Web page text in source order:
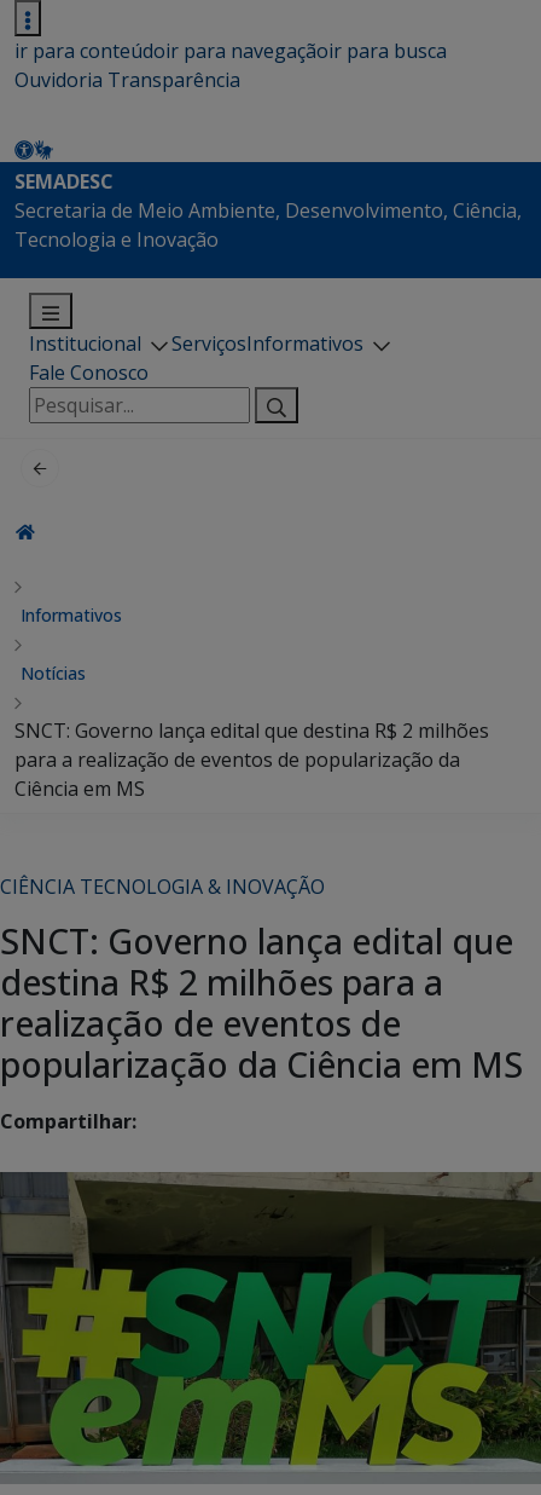
ir para conteúdoir para navegaçãoir para busca
Ouvidoria Transparência
SEMADESC
Secretaria de Meio Ambiente, Desenvolvimento, Ciência,
Tecnologia e Inovação
Institucional ServiçosInformativos
Fale Conosco
Pesquisar
por:
Informativos
Notícias
SNCT: Governo lança edital que destina R$ 2 milhões
para a realização de eventos de popularização da
Ciência em MS
CIÊNCIA TECNOLOGIA & INOVAÇÃO
SNCT: Governo lança edital que
destina R$ 2 milhões para a
realização de eventos de
popularização da Ciência em MS
Compartilhar: